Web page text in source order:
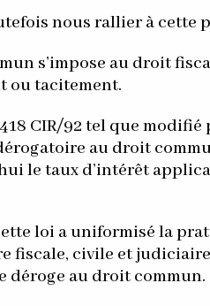
nous rallier à cette
s’impose au droit
ou tacitement.
CIR/92 tel que modifié
au droit
le taux d’intérêt
loi a uniformisé la
fiscale, civile et
déroge au droit commun.